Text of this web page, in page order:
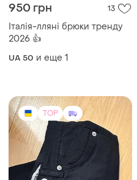
950 грн 13
Італія-лляні брюки тренду
2026 👍
UA 50 и еще 1
TOP